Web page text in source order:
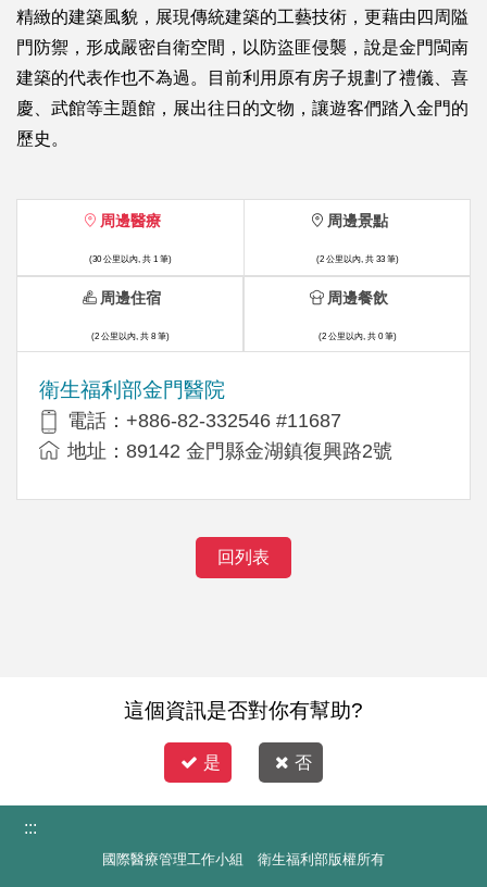
精緻的建築風貌，展現傳統建築的工藝技術，更藉由四周隘
門防禦，形成嚴密自衛空間，以防盜匪侵襲，說是金門閩南
建築的代表作也不為過。目前利用原有房子規劃了禮儀、喜
慶、武館等主題館，展出往日的文物，讓遊客們踏入金門的
歷史。
周邊醫療
(30 公里以內, 共 1 筆)
衛生福利部金門醫院
電話：+886-82-332546 #11687
地址：89142 金門縣金湖鎮復興路2號
周邊景點
(2 公里以內, 共 33 筆)
周邊住宿
(2 公里以內, 共 8 筆)
周邊餐飲
(2 公里以內, 共 0 筆)
回列表
這個資訊是否對你有幫助?
是 否
:::
國際醫療管理工作小組 衛生福利部版權所有